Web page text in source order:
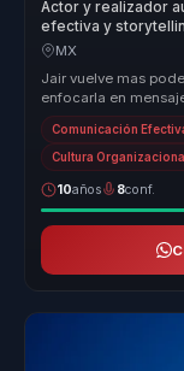
Actor y realizador
efectiva y
para empresas y
MX
Jair vuelve mas
enfocarla en
especialmente utiles
Comunicación
Cultura Organizacional
10años 8conf.